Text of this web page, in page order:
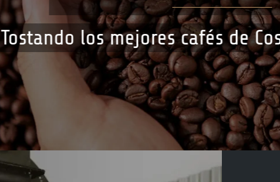
Tostando los mejores cafés de